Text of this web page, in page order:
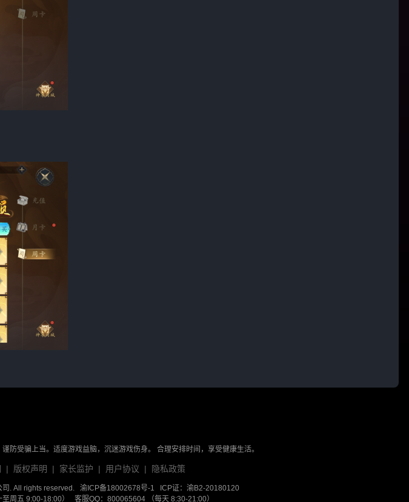
防受骗上当。适度游戏益脑，沉迷游戏伤身。 合理安排时间，享受健康生活。
| 版权声明 | 家长监护 | 用户协议 | 隐私政策
. All rights reserved. 渝ICP备18002678号-1 ICP证：渝B2-20180120
周五 9:00-18:00） 客服QQ：800065604 （每天 8:30-21:00）